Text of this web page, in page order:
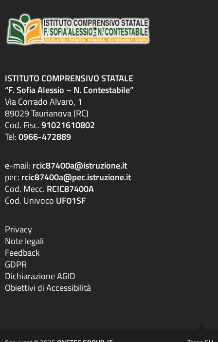
ISTITUTO COMPRENSIVO STATALE
“F. Sofia Alessio – N. Contestabile”
Via Corrado Alvaro, 1
89029 Taurianova (RC)
Cod. Fisc.91021610802
Tel:0966-472889
e-mail: rcic87400a@istruzione.it
pec: rcic87400a@pec.istruzione.it
Cod. Mecc. RCIC87400A
Cod. Univoco UF01SF
Privacy
Note legali
Feedback
GDPR
Dichiarazione AGID
Obiettivi di Accessibilità